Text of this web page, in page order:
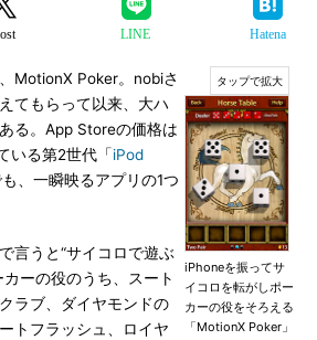
LINE Hatena
iPhoneを振ってサ
イコロを転がしポー
カーの役をそろえる
「MotionX Poker」
MotionX Poker。nobiさ
てもらって以来、大ハ
る。App Storeの価格は
いる第2世代「iPod
、一瞬映るアプリの1つ
言うと“サイコロで遊ぶ
ーの役のうち、スート
ラブ、ダイヤモンドの
トフラッシュ、ロイヤ